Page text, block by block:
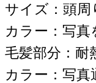
サイズ：頭周
カラー：写真
毛髪部分：
カラー：写真